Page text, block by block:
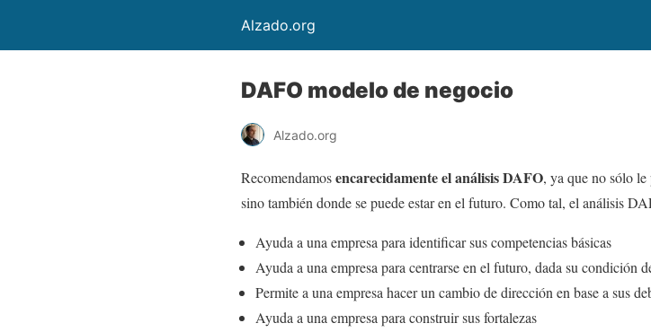
Alzado.org
DAFO modelo de negocio
Alzado.org
Recomendamosencarecidamente el análisis DAFO, ya que no sólo le
sino también donde se puede estar en el futuro. Como tal, el análisis
Ayuda a una empresa para identificar sus competencias básicas
Ayuda a una empresa para centrarse en el futuro, dada su condición
Permite a una empresa hacer un cambio de dirección en base a sus
Ayuda a una empresa para construir sus fortalezas